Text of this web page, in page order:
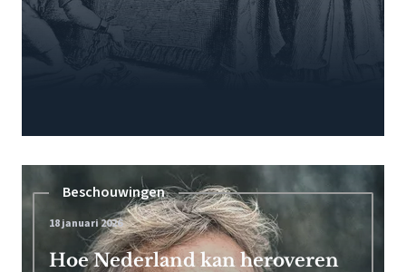
Beschouwingen
18 januari 2026
Hoe Nederland kan heroveren